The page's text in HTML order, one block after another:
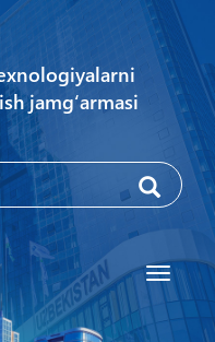
jamg‘armasi
Toggle